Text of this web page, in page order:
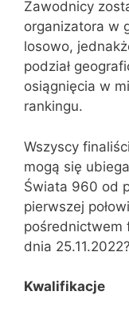
Zawodnicy
organizatora w
losowo,
podział
osiągnięcia w
rankingu.
Wszyscy
mogą się
Świata 960 od
pierwszej
pośrednictwem
dnia
Kwalifikacje